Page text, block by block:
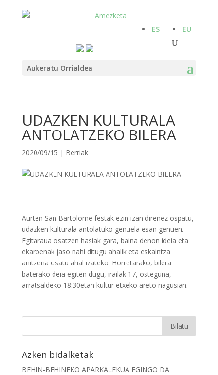
Aukeratu Orrialdea
ES EU
UDAZKEN KULTURALA
ANTOLATZEKO BILERA
2020/09/15 | Berriak
Aurten San Bartolome festak ezin izan direnez ospatu,
udazken kulturala antolatuko genuela esan genuen.
Egitaraua osatzen hasiak gara, baina denon ideia eta
ekarpenak jaso nahi ditugu ahalik eta eskaintza
anitzena osatu ahal izateko. Horretarako, bilera
baterako deia egiten dugu, irailak 17, osteguna,
arratsaldeko 18:30etan kultur etxeko areto nagusian.
Azken bidalketak
BEHIN-BEHINEKO APARKALEKUA EGINGO DA